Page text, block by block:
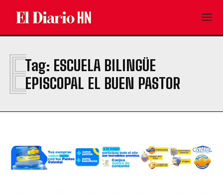
Tag: ESCUELA BILINGÜE
EPISCOPAL EL BUEN PASTOR
E